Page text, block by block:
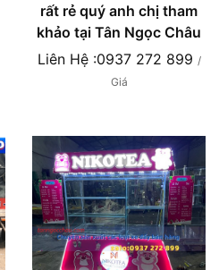
rất rẻ quý anh chị tham
khảo tại Tân Ngọc Châu
Liên Hệ :0937 272 899 /
Giá